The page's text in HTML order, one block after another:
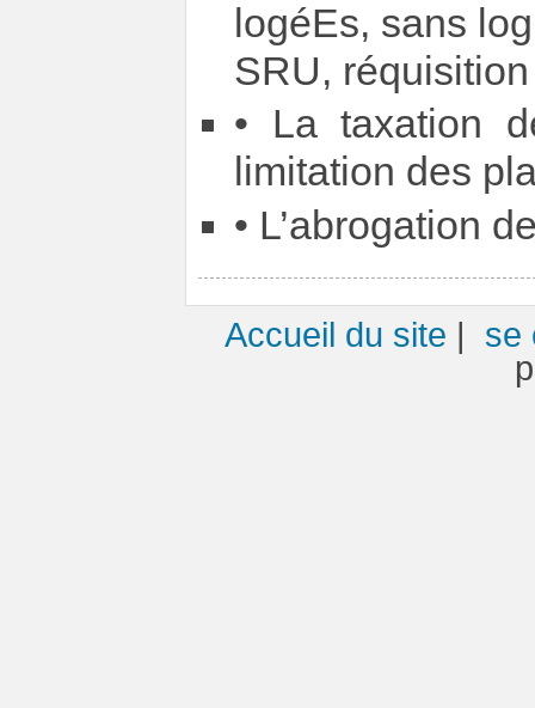
logéEs, sans
SRU, réquisition
• La taxation
limitation des
• L’abrogation
Accueil du site | se